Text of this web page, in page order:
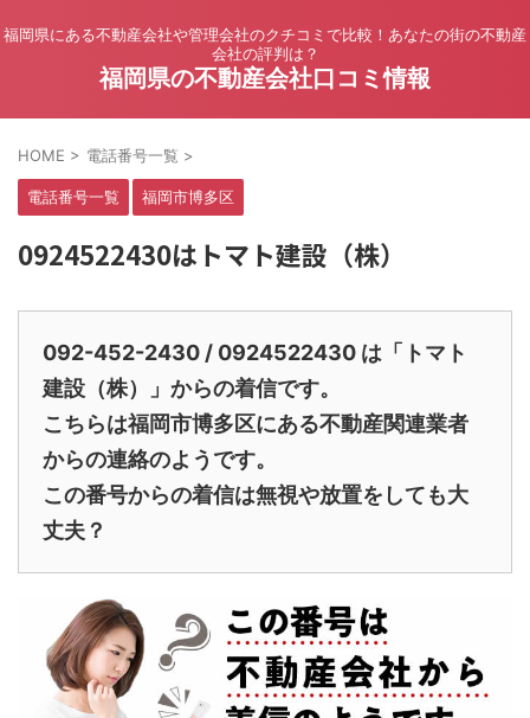
福岡県にある不動産会社や管理会社のクチコミで比較！あなたの街の不動産
会社の評判は？
福岡県の不動産会社口コミ情報
HOME > 電話番号一覧 >
電話番号一覧 福岡市博多区
0924522430はトマト建設（株）
092-452-2430 / 0924522430 は「トマト
建設（株）」からの着信です。
こちらは福岡市博多区にある不動産関連業者
からの連絡のようです。
この番号からの着信は無視や放置をしても大
丈夫？